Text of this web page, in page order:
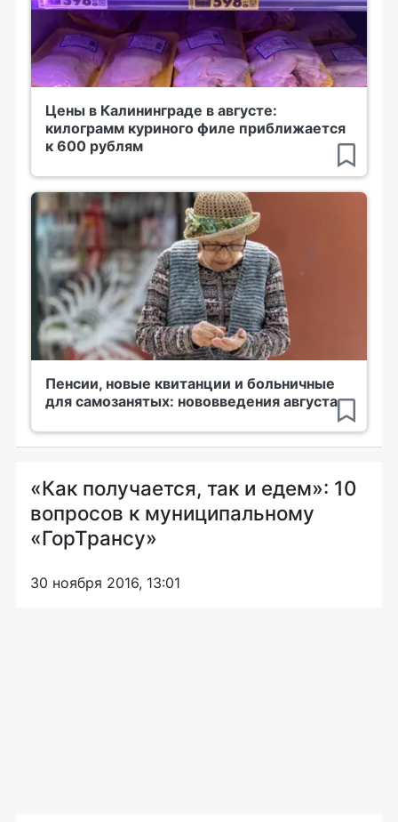
Цены в Калининграде в августе:
килограмм куриного филе приближается
к 600 рублям
Пенсии, новые квитанции и больничные
для самозанятых: нововведения августа
«Как получается, так и едем»: 10
вопросов к муниципальному
«ГорТрансу»
30 ноября 2016, 13:01